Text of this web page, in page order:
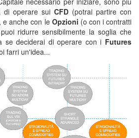
di operare sui CFD (potrai partire con
e anche con le Opzioni (o con i contratti
ridurre sensibilmente la soglia che
se deciderai di operare con i Futures
farri un'idea...